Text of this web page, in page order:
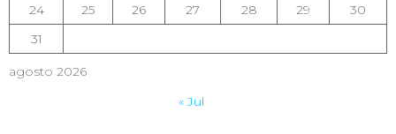
agosto 2026
24
25 26 27 28 29
30
31
« Jul